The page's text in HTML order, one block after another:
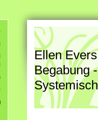
Ellen Evers
Begabung